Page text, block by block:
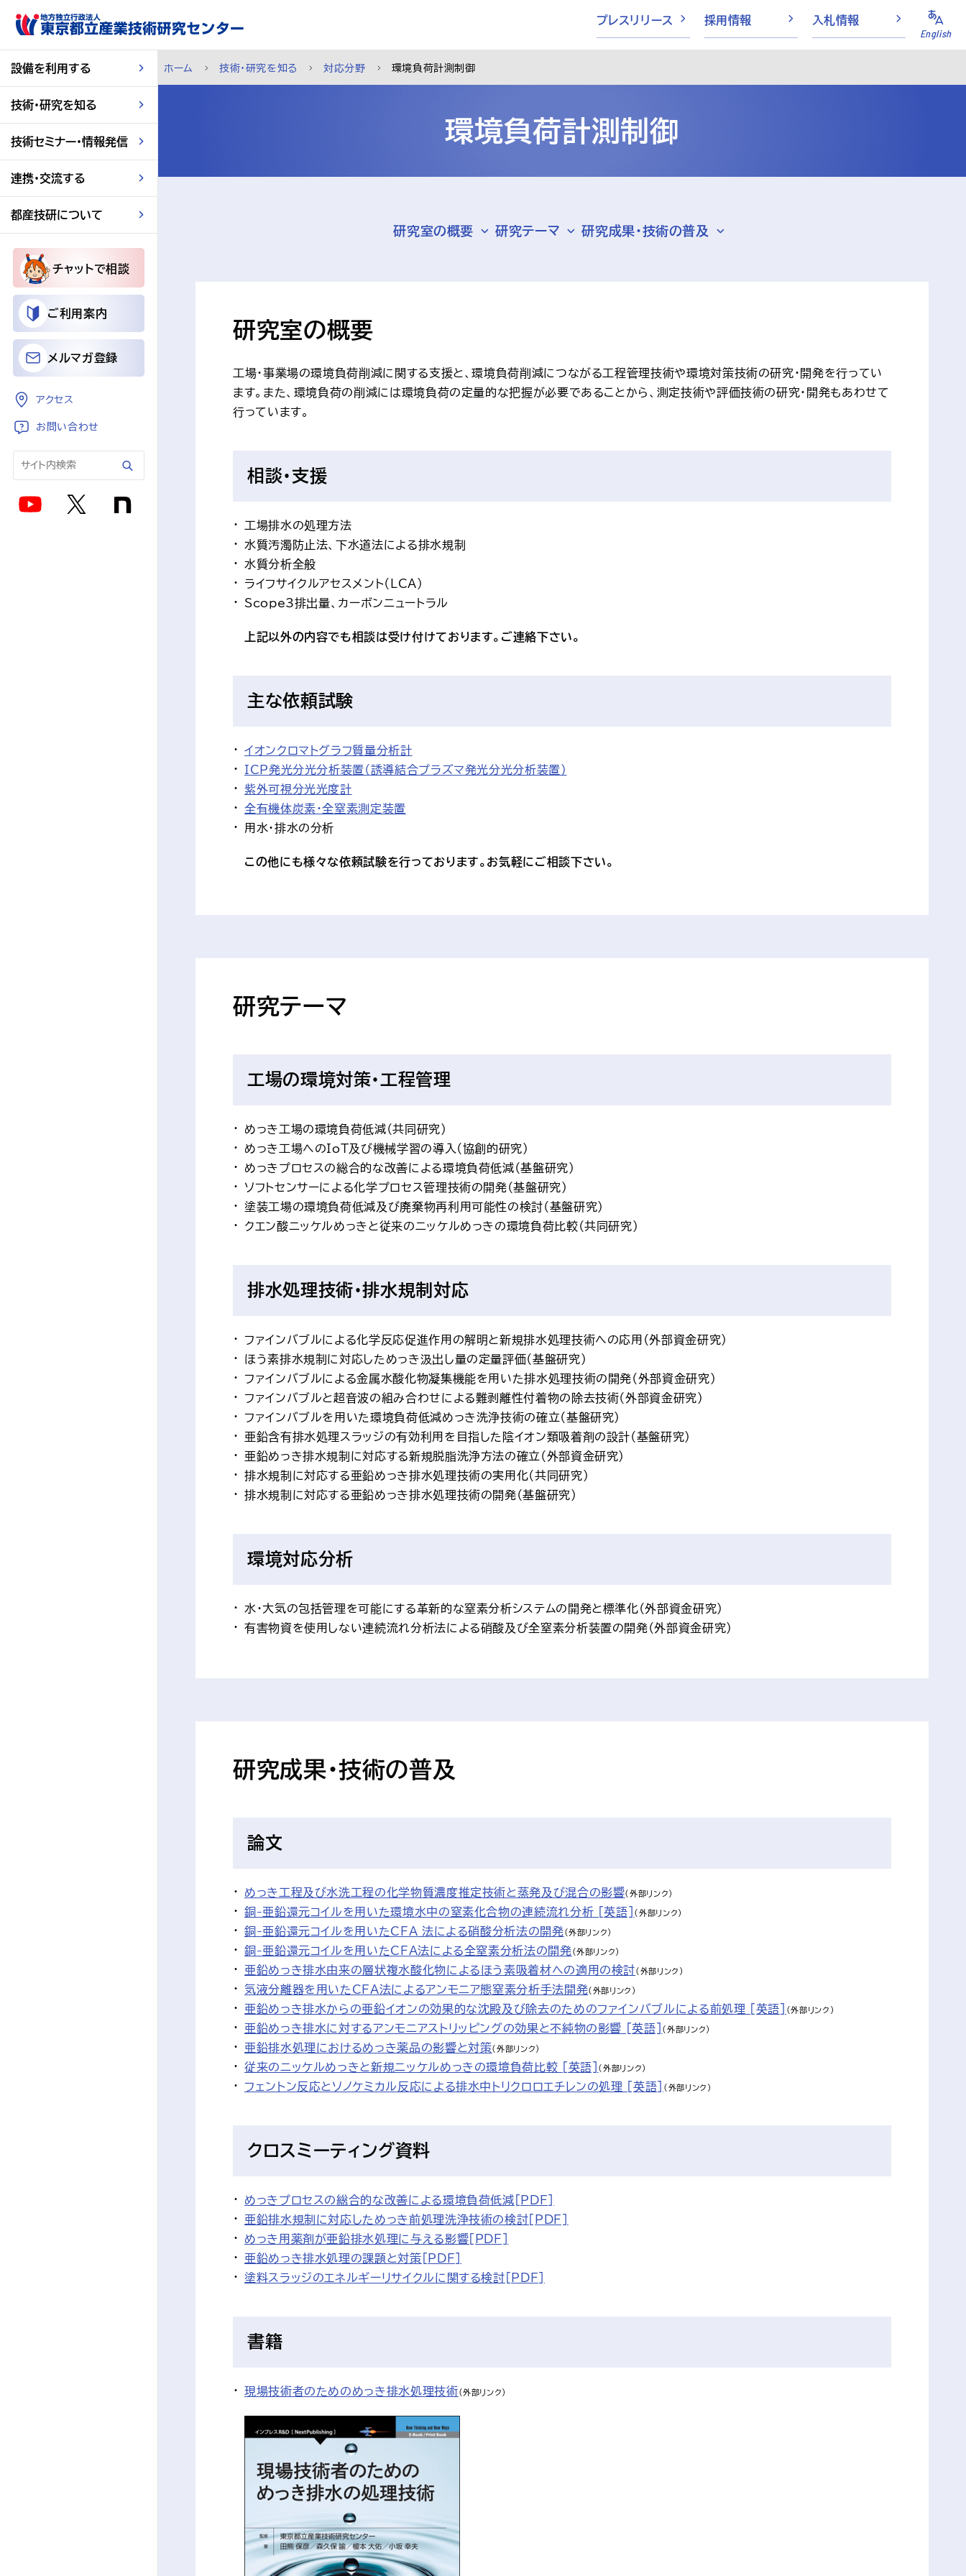
スキップして本文へ
プレスリリース 採用情報 入札情報
English
設備を利用する
技術・研究を知る
技術セミナー・情報発信
連携・交流する
都産技研について
チャットで相談
ご利用案内
メルマガ登録
アクセス
お問い合わせ
ホーム 技術・研究を知る 対応分野 環境負荷計測制御
環境負荷計測制御
研究室の概要 研究テーマ 研究成果・技術の普及
研究室の概要
工場・事業場の環境負荷削減に関する支援と、環境負荷削減につながる工程管理技術や環境対策技術の研究・開発を行ってい
ます。また、環境負荷の削減には環境負荷の定量的な把握が必要であることから、測定技術や評価技術の研究・開発もあわせて
行っています。
相談・支援
工場排水の処理方法
水質汚濁防止法、下水道法による排水規制
水質分析全般
ライフサイクルアセスメント（LCA）
Scope3排出量、カーボンニュートラル
上記以外の内容でも相談は受け付けております。ご連絡下さい。
主な依頼試験
イオンクロマトグラフ質量分析計
ICP発光分光分析装置（誘導結合プラズマ発光分光分析装置）
紫外可視分光光度計
全有機体炭素・全窒素測定装置
用水・排水の分析
この他にも様々な依頼試験を行っております。お気軽にご相談下さい。
研究テーマ
工場の環境対策・工程管理
めっき工場の環境負荷低減（共同研究）
めっき工場へのIoT及び機械学習の導入（協創的研究）
めっきプロセスの総合的な改善による環境負荷低減（基盤研究）
ソフトセンサーによる化学プロセス管理技術の開発（基盤研究）
塗装工場の環境負荷低減及び廃棄物再利用可能性の検討（基盤研究）
クエン酸ニッケルめっきと従来のニッケルめっきの環境負荷比較（共同研究）
排水処理技術・排水規制対応
ファインバブルによる化学反応促進作用の解明と新規排水処理技術への応用（外部資金研究）
ほう素排水規制に対応しためっき汲出し量の定量評価（基盤研究）
ファインバブルによる金属水酸化物凝集機能を用いた排水処理技術の開発（外部資金研究）
ファインバブルと超音波の組み合わせによる難剥離性付着物の除去技術（外部資金研究）
ファインバブルを用いた環境負荷低減めっき洗浄技術の確立（基盤研究）
亜鉛含有排水処理スラッジの有効利用を目指した陰イオン類吸着剤の設計（基盤研究）
亜鉛めっき排水規制に対応する新規脱脂洗浄方法の確立（外部資金研究）
排水規制に対応する亜鉛めっき排水処理技術の実用化（共同研究）
排水規制に対応する亜鉛めっき排水処理技術の開発（基盤研究）
環境対応分析
水・大気の包括管理を可能にする革新的な窒素分析システムの開発と標準化（外部資金研究）
有害物資を使用しない連続流れ分析法による硝酸及び全窒素分析装置の開発（外部資金研究）
研究成果・技術の普及
論文
めっき工程及び水洗工程の化学物質濃度推定技術と蒸発及び混合の影響（外部リンク）
銅-亜鉛還元コイルを用いた環境水中の窒素化合物の連続流れ分析 [英語] （外部リンク）
銅-亜鉛還元コイルを用いたCFA 法による硝酸分析法の開発（外部リンク）
銅-亜鉛還元コイルを用いたCFA法による全窒素分析法の開発（外部リンク）
亜鉛めっき排水由来の層状複水酸化物によるほう素吸着材への適用の検討（外部リンク）
気液分離器を用いたCFA法によるアンモニア態窒素分析手法開発（外部リンク）
亜鉛めっき排水からの亜鉛イオンの効果的な沈殿及び除去のためのファインバブルによる前処理 [英語] （外部リンク）
亜鉛めっき排水に対するアンモニアストリッピングの効果と不純物の影響 [英語] （外部リンク）
亜鉛排水処理におけるめっき薬品の影響と対策（外部リンク）
従来のニッケルめっきと新規ニッケルめっきの環境負荷比較 [英語] （外部リンク）
フェントン反応とソノケミカル反応による排水中トリクロロエチレンの処理 [英語] （外部リンク）
クロスミーティング資料
めっきプロセスの総合的な改善による環境負荷低減[PDF]
亜鉛排水規制に対応しためっき前処理洗浄技術の検討[PDF]
めっき用薬剤が亜鉛排水処理に与える影響[PDF]
亜鉛めっき排水処理の課題と対策[PDF]
塗料スラッジのエネルギーリサイクルに関する検討[PDF]
書籍
現場技術者のためのめっき排水処理技術（外部リンク）